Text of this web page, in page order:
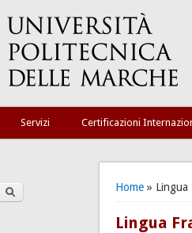
Servizi Certificazioni
Tu sei qui
Home» Lingua
Lingua
Search this site